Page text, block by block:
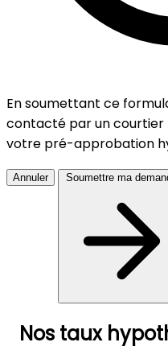
En soumettant ce
contacté par un
votre pré-approbation
Annuler Soumettre ma
Nos taux